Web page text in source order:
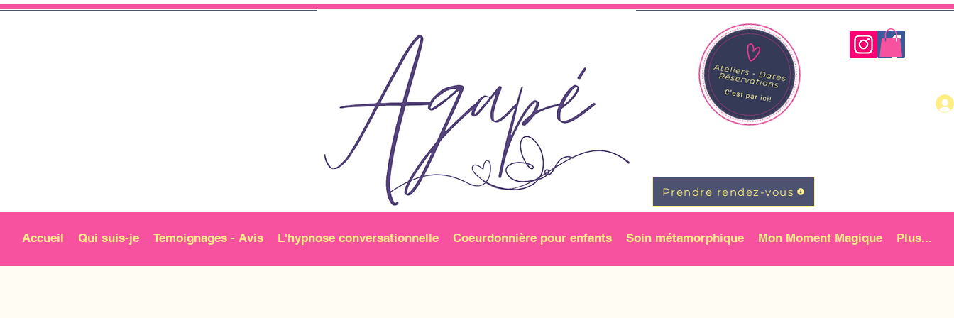
Prendre rendez-vous
Accueil Qui suis-je Temoignages - Avis L'hypnose conversationnelle Coeurdonnière pour enfants Soin métamorphique Mon Moment Magique Plus...